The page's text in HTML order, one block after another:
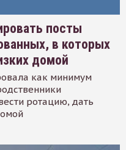
посты
в которых
домой
как минимум
ротацию, дать